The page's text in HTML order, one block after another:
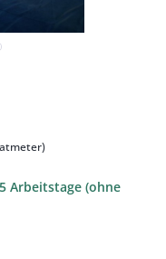
Arbeitstage (ohne